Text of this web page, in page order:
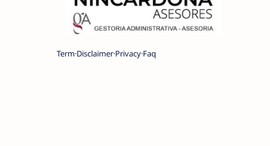
Term Disclaimer Privacy Faq